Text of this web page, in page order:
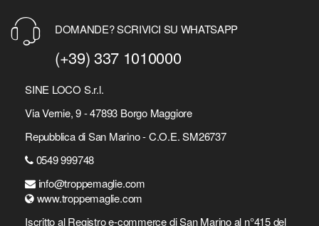
DOMANDE? SCRIVICI SU WHATSAPP
(+39) 337 1010000
SINE LOCO S.r.l.
Via Vernie, 9 - 47893 Borgo Maggiore
Repubblica di San Marino - C.O.E. SM26737
0549 999748
info@troppemaglie.com
www.troppemaglie.com
Iscritto al Registro e-commerce di San Marino al n°415 del